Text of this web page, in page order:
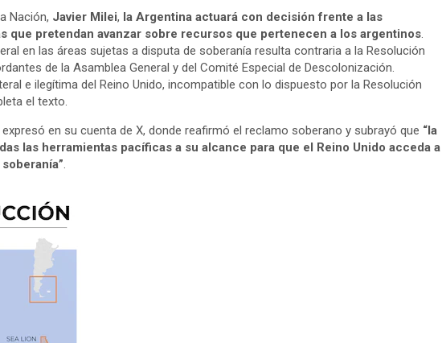
Nación, Javier Milei, la Argentina actuará con decisión frente a las
que pretendan avanzar sobre recursos que pertenecen a los argentinos.
en las áreas sujetas a disputa de soberanía resulta contraria a la Resolución
de la Asamblea General y del Comité Especial de Descolonización.
e ilegítima del Reino Unido, incompatible con lo dispuesto por la Resolución
el texto.
en su cuenta de X, donde reafirmó el reclamo soberano y subrayó que “la
las herramientas pacíficas a su alcance para que el Reino Unido acceda a
.